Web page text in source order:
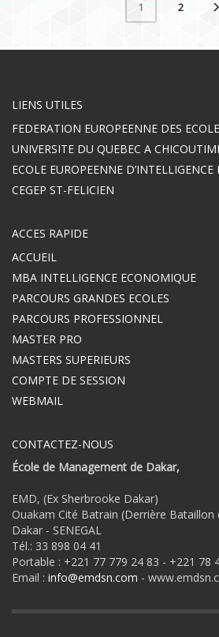
1 2
LIENS UTILES
FEDERATION EUROPEENNE DES
UNIVERSITE DU QUEBEC A CHICOUTIMI
ECOLE EUROPEENNE
CEGEP ST-FELICIEN
ACCES RAPIDE
ACCUEIL
MBA INTELLIGENCE ECONOMIQUE
PARCOURS GRANDES ECOLES
PARCOURS PROFESSIONNEL
MASTER PRO
MASTERS SUPERIEURS
COMPTE DE SESSION
WEBMAIL
CONTACTEZ-NOUS
École de Management de Dakar,
EMD, (Ex Sherbrooke Dakar)
Ouakam Cité Batrain (Derrière Bataillon
Dakar - SENEGAL
Tél.: 33 898 04 41
Portable : +221 77 779 24 83 - +221 78
Email : info@emdsn.com -